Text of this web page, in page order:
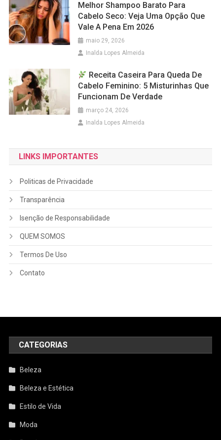
Melhor Shampoo Barato Para
Cabelo Seco: Veja Uma Opção Que
Vale A Pena Em 2026
maio 29, 2026
Inalda Lopes Almeida
Receita Caseira Para Queda De
Cabelo Feminino: 5 Misturinhas Que
Funcionam De Verdade
março 24, 2026
Inalda Lopes Almeida
LINKS IMPORTANTES
Politicas de Privacidade
Transparência
Isenção de Responsabilidade
QUEM SOMOS
Termos De Uso
Contato
CATEGORIAS
Beleza
Beleza e Estética
Estilo de Vida
Moda